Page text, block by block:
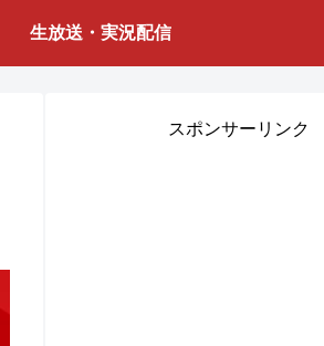
生放送・実況配信
スポンサーリンク